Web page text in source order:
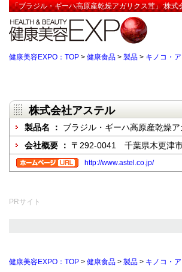
「ブラジル・ギーハ高原産乾燥アガリクス茸」:株
健康美容EXPO：TOP > 健康食品 > 製品 > キノコ・
株式会社アステル
製品名 ： ブラジル・ギーハ高原産乾燥
会社概要 ： 〒292-0041 千葉県木更津
http://www.astel.co.jp/
PRサイト
健康美容EXPO：TOP > 健康食品 > 製品 > キノコ・